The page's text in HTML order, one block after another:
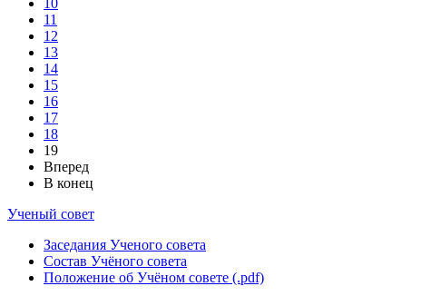
10
11
12
13
14
15
16
17
18
19
Вперед
В конец
Ученый совет
Заседания Ученого совета
Состав Учёного совета
Положение об Учёном совете (.pdf)